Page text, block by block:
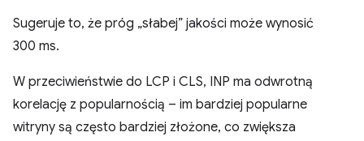
Sugeruje to, że próg „słabej” jakości może wynosić
300 ms.
W przeciwieństwie do LCP i CLS, INP ma odwrotną
korelację z popularnością – im bardziej popularne
witryny są często bardziej złożone, co zwiększa